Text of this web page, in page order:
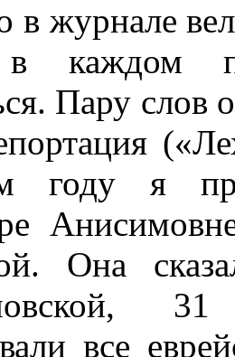
в журнале
в каждом
Пару слов
году я
Она
все